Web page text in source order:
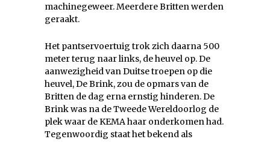
machinegeweer. Meerdere Britten werden
geraakt.
Het pantservoertuig trok zich daarna 500
meter terug naar links, de heuvel op. De
aanwezigheid van Duitse troepen op die
heuvel, De Brink, zou de opmars van de
Britten de dag erna ernstig hinderen. De
Brink was na de Tweede Wereldoorlog de
plek waar de KEMA haar onderkomen had.
Tegenwoordig staat het bekend als